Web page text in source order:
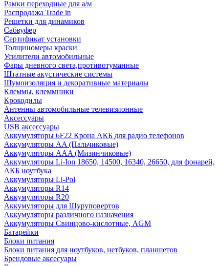
Рамки переходные для а/м
Распродажа Trade in
Решетки для динамиков
Сабвуфер
Сертификат установки
Толщиномеры краски
Усилители автомобильные
Фары дневного света,противотуманные
Штатные акустические системы
Шумоизоляция и декоративные материалы
Клеммы, клеммники
Крокодилы
Антенны автомобильные телевизионные
Аксессуары
USB аксессуары
Аккумуляторы 6F22 Крона АКБ для радио телефонов
Аккумуляторы AA (Пальчиковые)
Аккумуляторы AAA (Мизинчиковые)
Аккумуляторы Li-Ion 18650, 14500, 16340, 26650, для фонарей,
АКБ ноутбука
Аккумуляторы Li-Pol
Аккумуляторы R14
Аккумуляторы R20
Аккумуляторы для Шуруповертов
Аккумуляторы различного назначения
Аккумуляторы Свинцово-кислотные, AGM
Батарейки
Блоки питания
Блоки питания для ноутбуков, нетбуков, планшетов
Брендовые аксесуары